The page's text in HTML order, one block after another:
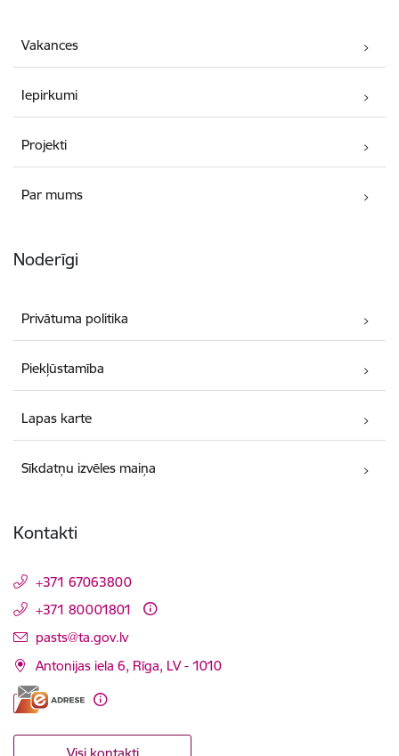
Vakances
Iepirkumi
Projekti
Par mums
Noderīgi
Privātuma politika
Piekļūstamība
Lapas karte
Sīkdatņu izvēles maiņa
Kontakti
+371 67063800
+371 80001801
E-pasts:
pasts@ta.gov.lv
Antonijas iela 6, Rīga, LV - 1010
Visi kontakti